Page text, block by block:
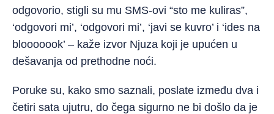
odgovorio, stigli su mu SMS-ovi “sto me kuliras”,
‘odgovori mi’, ‘odgovori mi’, ‘javi se kuvro’ i ‘ides na
blooooook’ – kaže izvor Njuza koji je upućen u
dešavanja od prethodne noći.
Poruke su, kako smo saznali, poslate između dva i
četiri sata ujutru, do čega sigurno ne bi došlo da je